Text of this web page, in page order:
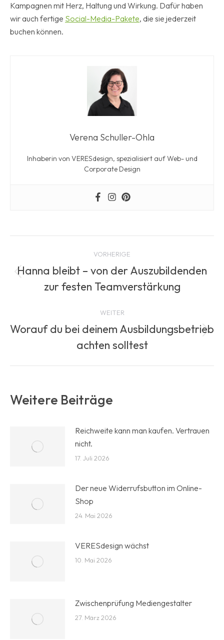
Kampagnen mit Herz, Haltung und Wirkung. Dafür haben
wir auch fertige Social-Media-Pakete, die sie jederzeit
buchen können.
Verena Schuller-Ohla
Inhaberin von VERESdesign, spezialisiert auf Web- und
Corporate Design
VORHERIGE
Vorheriger
Beitrag:
Hanna bleibt – von der Auszubildenden
zur festen Teamverstärkung
WEITER
Nächster
Beitrag:
Worauf du bei deinem Ausbildungsbetrieb
achten solltest
Weitere Beiträge
Reichweite kann man kaufen. Vertrauen
nicht.
17. Juli 2026
Der neue Widerrufsbutton im Online-
Shop
24. Mai 2026
VERESdesign wächst
10. Mai 2026
Zwischenprüfung Mediengestalter
27. März 2026